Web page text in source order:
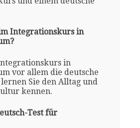
Integrationskurs in
in
vor allem die deutsche
Sie den Alltag und
kennen.
Test für